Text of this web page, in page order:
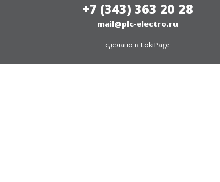
+7 (343) 363 20 28
mail@plc-electro.ru
сделано в LokiPage